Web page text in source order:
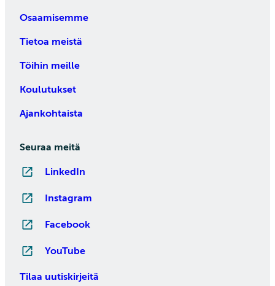
Osaamisemme
Tietoa meistä
Töihin meille
Koulutukset
Ajankohtaista
Seuraa meitä
LinkedIn
Instagram
Facebook
YouTube
Tilaa uutiskirjeitä